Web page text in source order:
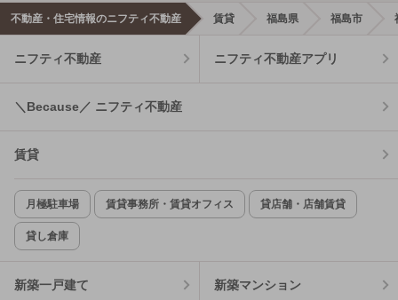
不動産・住宅情報のニフティ不動産 賃貸 福島県 福島市
ニフティ不動産 ニフティ不動産アプリ
＼Because／ ニフティ不動産
賃貸
月極駐車場 賃貸事務所・賃貸オフィス 貸店舗・店舗賃貸
貸し倉庫
新築一戸建て 新築マンション